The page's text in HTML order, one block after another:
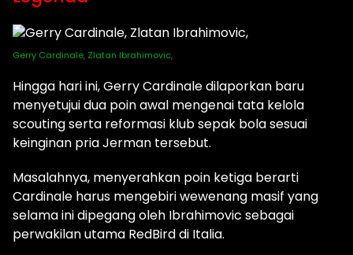
Gerry Cardinale, Zlatan Ibrahimovic,
Hingga hari ini, Gerry Cardinale dilaporkan baru
menyetujui dua poin awal mengenai tata kelola
scouting serta reformasi klub sepak bola sesuai
keinginan pria Jerman tersebut.
Masalahnya, menyerahkan poin ketiga berarti
Cardinale harus mengebiri wewenang masif yang
selama ini dipegang oleh Ibrahimovic sebagai
perwakilan utama RedBird di Italia.